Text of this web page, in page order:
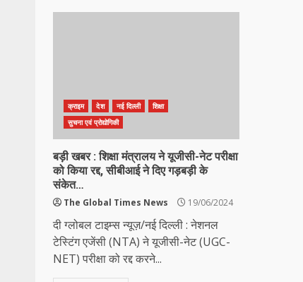
क्राइम देश नई दिल्ली
शिक्षा
सुचना एवं प्रोद्योगिकी
बड़ी खबर : शिक्षा मंत्रालय ने यूजीसी-नेट परीक्षा
को किया रद्द, सीबीआई ने दिए गड़बड़ी के
संकेत…
The Global Times News 19/06/2024
दी ग्लोबल टाइम्स न्यूज़/नई दिल्ली : नेशनल
टेस्टिंग एजेंसी (NTA) ने यूजीसी-नेट (UGC-
NET) परीक्षा को रद्द करने...